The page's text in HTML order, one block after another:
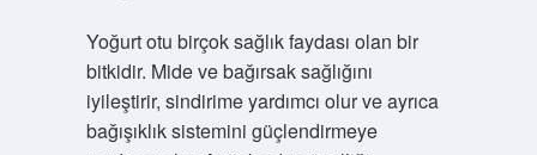
Yoğurt otu birçok sağlık faydası olan bir
bitkidir. Mide ve bağırsak sağlığını
iyileştirir, sindirime yardımcı olur ve ayrıca
bağışıklık sistemini güçlendirmeye